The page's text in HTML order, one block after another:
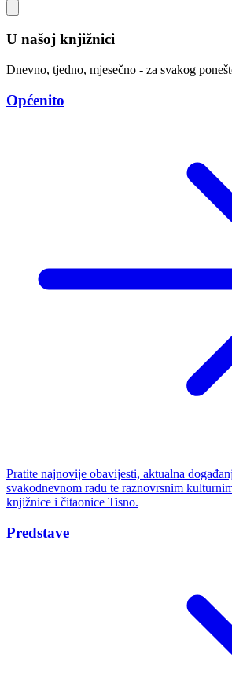
U našoj knjižnici
Dnevno, tjedno, mjesečno - za svakog
Općenito
Pratite najnovije obavijesti, aktualna
svakodnevnom radu te raznovrsnim
knjižnice i čitaonice Tisno.
Predstave